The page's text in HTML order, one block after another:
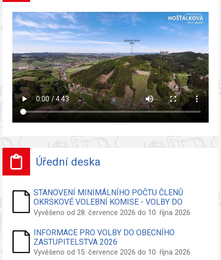
Úřední deska
STANOVENÍ MINIMÁLNÍHO POČTU ČLENŮ
OKRSKOVÉ VOLEBNÍ KOMISE - VOLBY DO
ZASTUPITELSTVA OBCE
Vyvěšeno od 28. července 2026 do 10. října 2026
INFORMACE PRO VOLBY DO OBECNÍHO
ZASTUPITELSTVA 2026
Vyvěšeno od 15. července 2026 do 10. října 2026